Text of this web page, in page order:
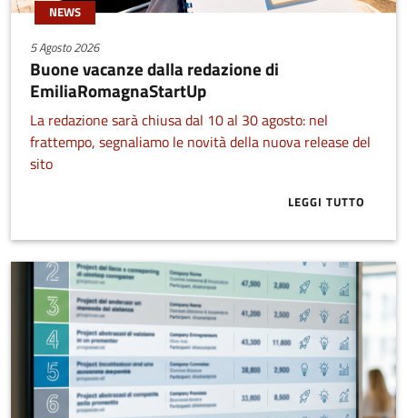
NEWS
5 Agosto 2026
Buone vacanze dalla redazione di
EmiliaRomagnaStartUp
La redazione sarà chiusa dal 10 al 30 agosto: nel
frattempo, segnaliamo le novità della nuova release del
sito
LEGGI TUTTO
ABOUT